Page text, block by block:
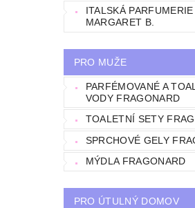
ITALSKÁ PARFUMERIE
MARGARET B.
PRO MUŽE
PARFÉMOVANÉ A
VODY FRAGONARD
TOALETNÍ SETY
SPRCHOVÉ GELY
MÝDLA FRAGONARD
PRO ÚTULNÝ DOMOV